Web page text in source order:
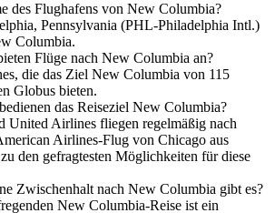
des Flughafens von New Columbia?
Pennsylvania (PHL-Philadelphia Intl.)
Columbia.
Flüge nach New Columbia an?
die das Ziel New Columbia von 115
Globus bieten.
das Reiseziel New Columbia?
United Airlines fliegen regelmäßig nach
Airlines-Flug von Chicago aus
den gefragtesten Möglichkeiten für diese
Zwischenhalt nach New Columbia gibt es?
New Columbia-Reise ist ein